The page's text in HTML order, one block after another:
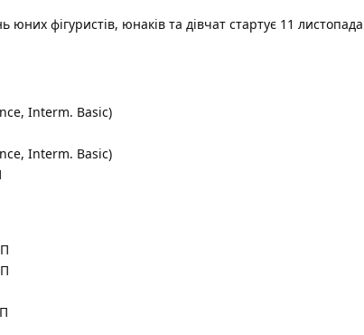
юних фігуристів, юнаків та дівчат стартує 11
Interm. Basic)
Interm. Basic)